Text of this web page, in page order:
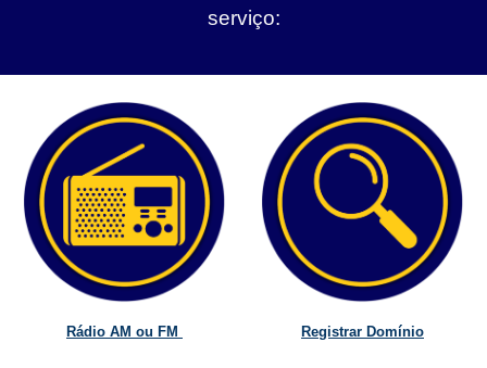
serviço:
Rádio AM ou FM Registrar Domínio